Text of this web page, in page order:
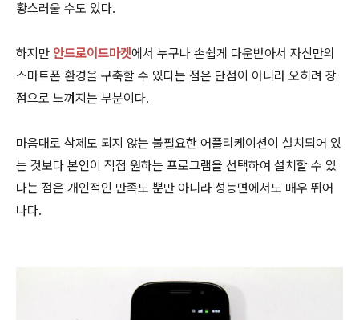
황스러울 수도 있다.
하지만 안드로이드마켓에서 누구나 손쉽게 다운받아서 자신만의
스마트폰 환경을 구축할 수 있다는 점은 단점이 아니라 오히려 장
점으로 느껴지는 부분이다.
마음대로 삭제도 되지 않는 불필요한 어플리케이션이 설치되어 있
는 것보다 본인이 직접 원하는 프로그램을 선택하여 설치할 수 있
다는 점은 개인적인 만족도 뿐만 아니라 성능면에서도 매우 뛰어
나다.